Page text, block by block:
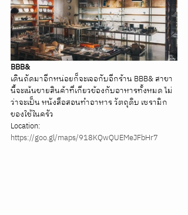
BBB&
เดินถัดมาอีกหน่อยก็จะเจอกับอีกร้าน BBB& สาขา
นี้จะเน้นขายสินค้าที่เกียวข้องกับอาหารทั้งหมด ไม่
ว่าจะเป็น หนังสือสอนทำอาหาร วัตถุดิบ เซรามิก
ของใช้ในครัว
Location:
https://goo.gl/maps/918KQwQUEMeJFbHr7